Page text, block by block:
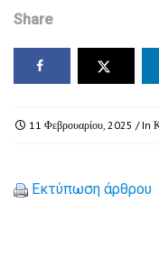
Share
11 Φεβρουαρίου, 2025 / In
Εκτύπωση άρθρου